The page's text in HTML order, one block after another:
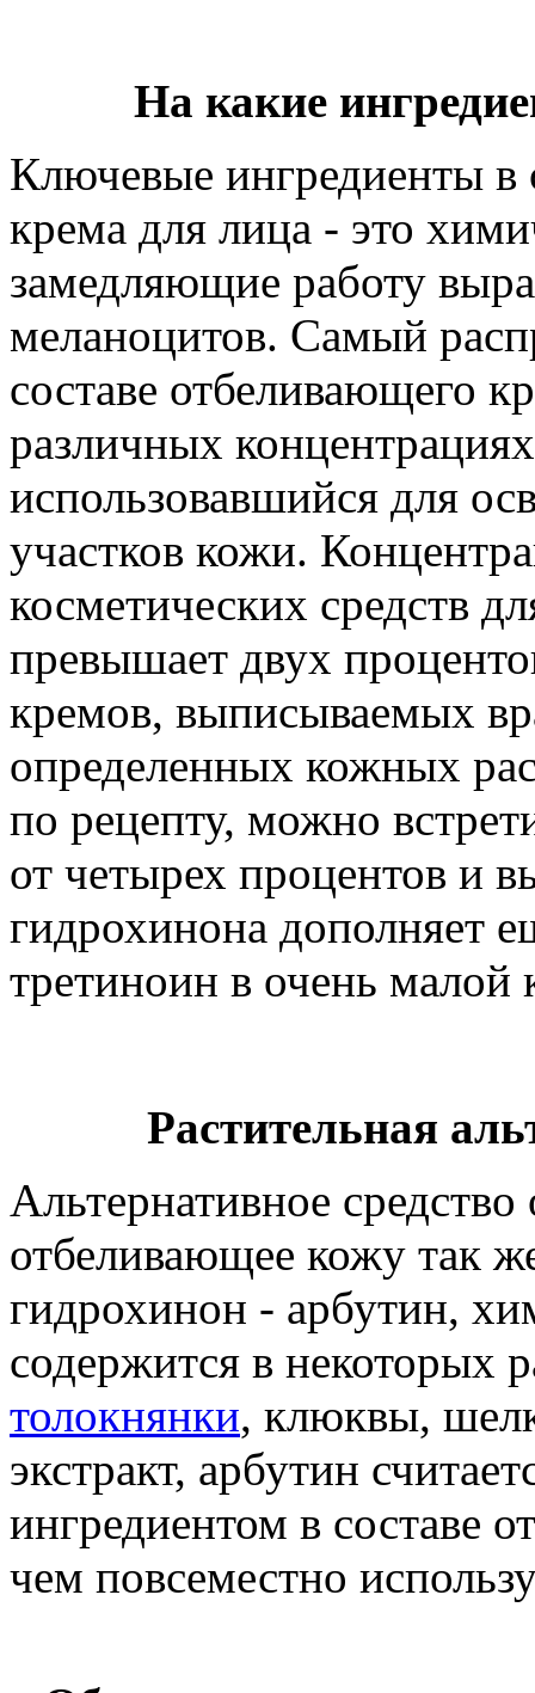
На какие
Ключевые ингредиенты в
крема для лица - это
замедляющие работу
меланоцитов. Самый
составе отбеливающего
различных
использовавшийся для
участков кожи.
косметических средств
превышает двух
кремов, выписываемых
определенных кожных
по рецепту, можно
от четырех процентов и
гидрохинона дополняет
третиноин в очень малой
Растительная
Альтернативное
отбеливающее кожу так
гидрохинон - арбутин,
содержится в некоторых
толокнянки, клюквы,
экстракт, арбутин
ингредиентом в составе
чем повсеместно